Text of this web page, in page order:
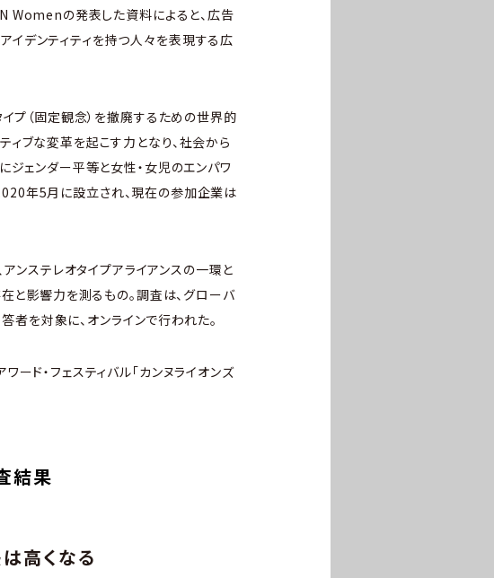
Womenの発表した資料によると、広告
イデンティティを持つ人々を表現する広
プ（固定観念）を撤廃するための世界的
ィブな変革を起こす力となり、社会から
ジェンダー平等と女性・女児のエンパワ
年5月に設立され、現在の参加企業は
ンステレオタイプアライアンスの一環と
在と影響力を測るもの。調査は、グローバ
を対象に、オンラインで行われた。
ード・フェスティバル「カンヌライオンズ
結果
高くなる